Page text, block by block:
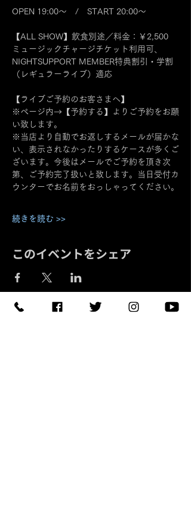
OPEN 19:00～　/　START 20:00～
【ALL SHOW】飲食別途／料金：￥2,500
ミュージックチャージチケット利用可、
NIGHTSUPPORT MEMBER特典割引・学割
（レギュラーライブ）適応
【ライブご予約のお客さまへ】
※ページ内→【予約する】よりご予約をお願
い致します。
※当店より自動でお返しするメールが届かな
い、表示されなかったりするケースが多くご
ざいます。今後はメールでご予約を頂き次
第、ご予約完了扱いと致します。当日受付カ
ウンターでお名前をおっしゃってください。
続きを読む >>
このイベントをシェア
予約する